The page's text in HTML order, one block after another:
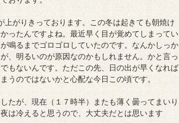
上がりきっております。この冬は起きても朝焼け
ったんですよね。最近早く目が覚めてしまってい
鳴るまでゴロゴロしていたのです。なんかしっか
、明るいのが原因なのかもしれません。かと言っ
もないんです。ただこの先、日の出が早くなれば
うのではないかと心配な今日この頃です。
たが、現在（１７時半）またも薄く曇ってまいり
は冷えると思うので、大丈夫だとは思います